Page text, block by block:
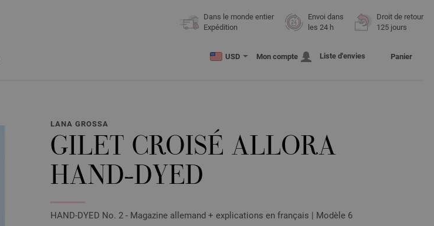
Dans le monde entier
Expédition
Envoi dans
les 24 h
Droit de retour
125 jours
USD Mon compte Liste d'envies Panier
LANA GROSSA
GILET CROISÉ ALLORA
HAND-DYED
HAND-DYED No. 2 - Magazine allemand + explications en français | Modèle 6